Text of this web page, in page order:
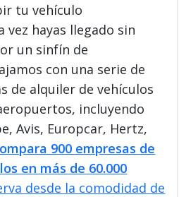
tu vehículo
vez hayas llegado sin
un sinfín de
con una serie de
de alquiler de vehículos
incluyendo
Avis, Europcar, Hertz,
900 empresas de
en más de 60.000
desde la comodidad de